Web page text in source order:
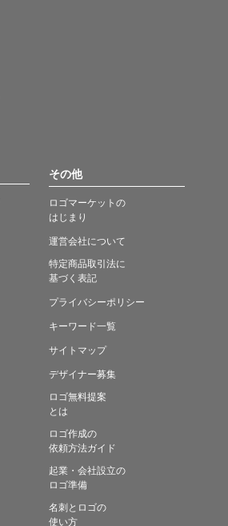
その他
ロゴマーケットの
はじまり
運営会社について
特定商品取引法に
基づく表記
プライバシーポリシー
キーワード一覧
サイトマップ
デザイナー募集
ロゴ無料提案
とは
ロゴ作成の
依頼方法ガイド
起業・会社設立の
ロゴ準備
名刺とロゴの
使い方